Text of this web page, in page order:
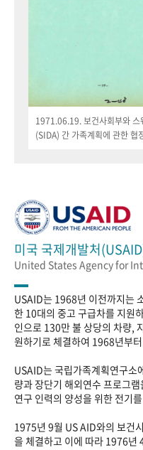
1971.06.19. 보건사회부와 스
(SIDA) 간 가족계획에 관한 협
미국 국제개발처
United States Agency for
USAID는 1968년 이전까지는
한 10대의 중고 구급차를 지원
인으로 130만 불 상당의 차량,
원하기로 체결하여 1968년부
USAID는 국립가족계획연구소
량과 장단기 해외연수 프로그
연구 인력의 양성을 위한 전기
1975년 9월 US AID와의 보건
을 체결하고 이에 따라 1976년